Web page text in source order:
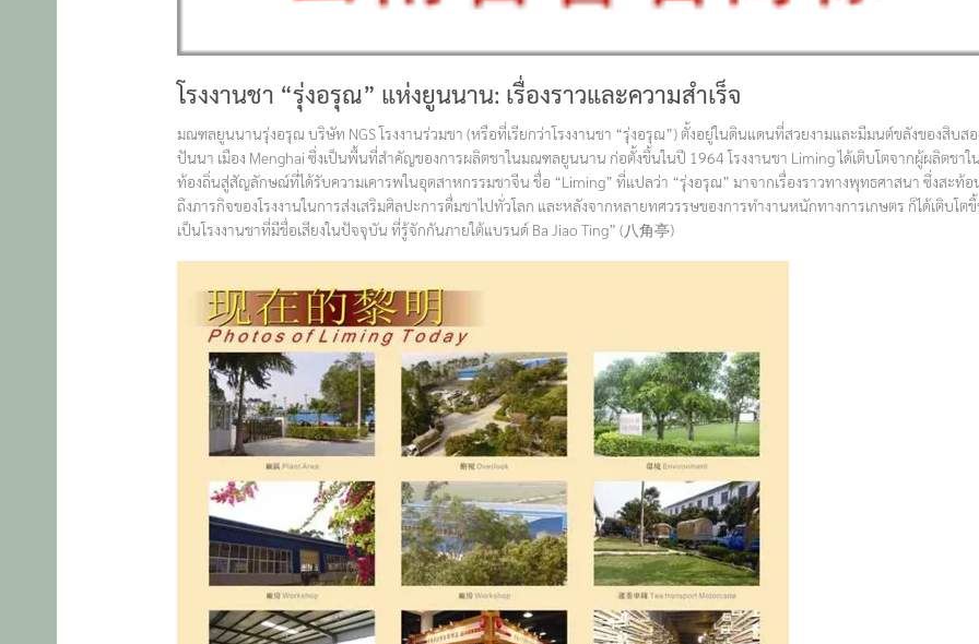
โรงงานชา “รุ่งอรุณ” แห่งยูนนาน: เรื่องราวและความสำเร็จ
มณฑลยูนนานรุ่งอรุณ บริษัท NGS โรงงานร่วมชา (หรือที่เรียกว่าโรงงานชา “รุ่งอรุณ”) ตั้งอยู่ในดินแดนที่สวยงามและมีมนต์ขลังของสิบส
ปันนา เมือง Menghai ซึ่งเป็นพื้นที่สำคัญของการผลิตชาในมณฑลยูนนาน ก่อตั้งขึ้นในปี 1964 โรงงานชา Liming ได้เติบโตจากผู้ผลิตชาใ
ท้องถิ่นสู่สัญลักษณ์ที่ได้รับความเคารพในอุตสาหกรรมชาจีน ชื่อ “Liming” ที่แปลว่า “รุ่งอรุณ” มาจากเรื่องราวทางพุทธศาสนา ซึ่งสะท้อ
ถึงภารกิจของโรงงานในการส่งเสริมศิลปะการดื่มชาไปทั่วโลก และหลังจากหลายทศวรรษของการทำงานหนักทางการเกษตร ก็ได้เติบโต
เป็นโรงงานชาที่มีชื่อเสียงในปัจจุบัน ที่รู้จักกันภายใต้แบรนด์ Ba Jiao Ting” (八角亭)